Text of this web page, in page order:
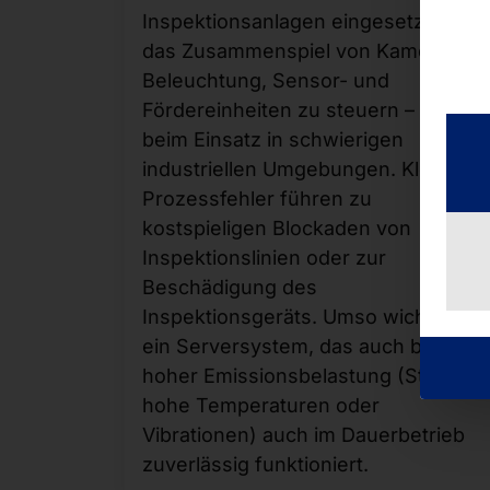
Inspektionsanlagen eingesetzt, um
das Zusammenspiel von Kamera,
Beleuchtung, Sensor- und
Fördereinheiten zu steuern – auch
beim Einsatz in schwierigen
industriellen Umgebungen. Kleinste
Prozessfehler führen zu
kostspieligen Blockaden von
Inspektionslinien oder zur
Beschädigung des
Inspektionsgeräts. Umso wichtiger
ein Serversystem, das auch bei
hoher Emissionsbelastung (Staub,
hohe Temperaturen oder
Vibrationen) auch im Dauerbetrieb
zuverlässig funktioniert.